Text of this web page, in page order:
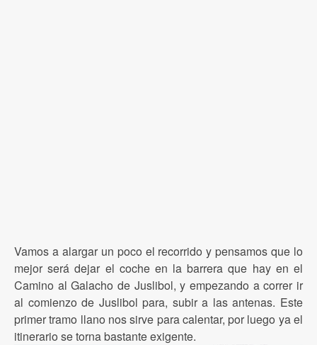
Vamos a alargar un poco el recorrido y pensamos que lo
mejor será dejar el coche en la barrera que hay en el
Camino al Galacho de Juslibol, y empezando a correr ir
al comienzo de Juslibol para, subir a las antenas. Este
primer tramo llano nos sirve para calentar, por luego ya el
itinerario se torna bastante exigente.